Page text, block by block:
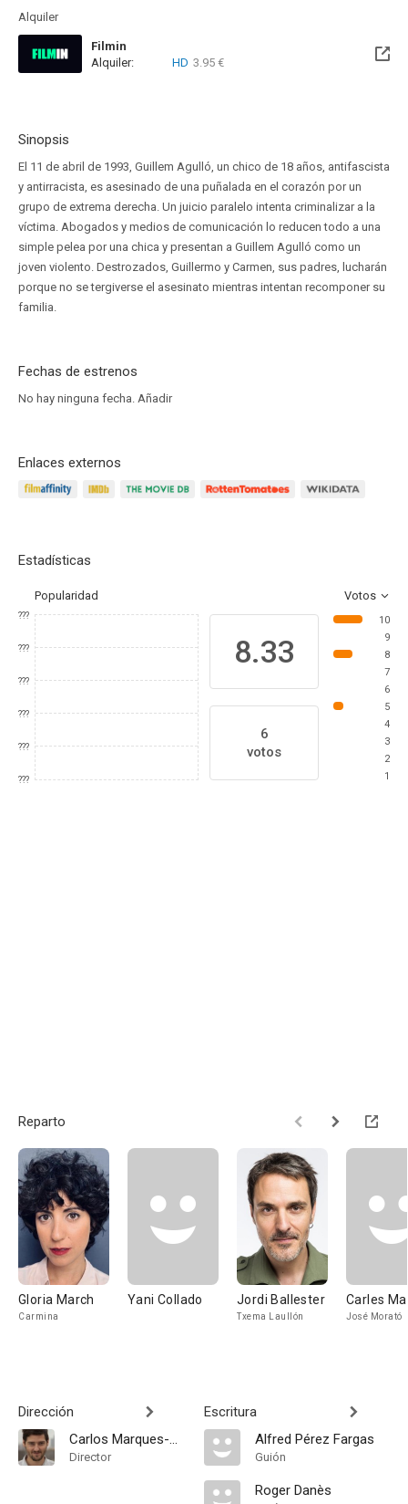
Alquiler
Filmin
Disponible hasta el Mié, 27 Ene 2027 (Quedan 5 meses)
Alquiler: HD 3.95 €
Sinopsis
El 11 de abril de 1993, Guillem Agulló, un chico de 18 años, antifascista
y antirracista, es asesinado de una puñalada en el corazón por un
grupo de extrema derecha. Un juicio paralelo intenta criminalizar a la
víctima. Abogados y medios de comunicación lo reducen todo a una
simple pelea por una chica y presentan a Guillem Agulló como un
joven violento. Destrozados, Guillermo y Carmen, sus padres, lucharán
porque no se tergiverse el asesinato mientras intentan recomponer su
familia.
Fechas de estrenos
No hay ninguna fecha. Añadir
Enlaces externos
Estadísticas
Popularidad Votos
???
???
???
???
???
???
8.33
6
votos
10
9
8
7
6
5
4
3
2
1
Reparto
Gloria March
Carmina
Yani Collado Jordi Ballester
Txema Laullón
Carles
José Morató
Dirección
Carlos Marques-Marcet
Director
Escritura
Alfred Pérez Fargas
Guión
Roger Danès